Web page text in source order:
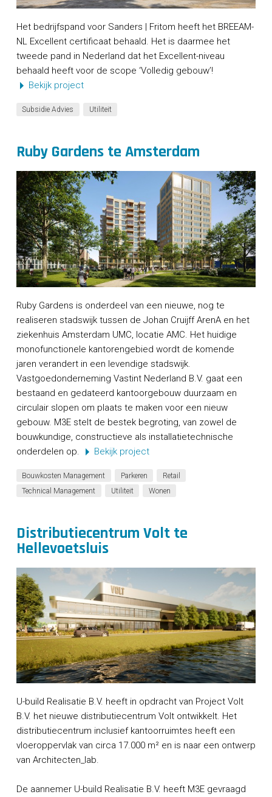
Het bedrijfspand voor Sanders | Fritom heeft het BREEAM-
NL Excellent certificaat behaald. Het is daarmee het
tweede pand in Nederland dat het Excellent-niveau
behaald heeft voor de scope ‘Volledig gebouw’!
Bekijk project
Subsidie Advies Utiliteit
Ruby Gardens te Amsterdam
Ruby Gardens is onderdeel van een nieuwe, nog te
realiseren stadswijk tussen de Johan Cruijff ArenA en het
ziekenhuis Amsterdam UMC, locatie AMC. Het huidige
monofunctionele kantorengebied wordt de komende
jaren verandert in een levendige stadswijk.
Vastgoedonderneming Vastint Nederland B.V. gaat een
bestaand en gedateerd kantoorgebouw duurzaam en
circulair slopen om plaats te maken voor een nieuw
gebouw. M3E stelt de bestek begroting, van zowel de
bouwkundige, constructieve als installatietechnische
onderdelen op.
Bekijk project
Bouwkosten Management Parkeren
Retail
Technical Management
Utiliteit Wonen
Distributiecentrum Volt te
Hellevoetsluis
U-build Realisatie B.V. heeft in opdracht van Project Volt
B.V. het nieuwe distributiecentrum Volt ontwikkelt. Het
distributiecentrum inclusief kantoorruimtes heeft een
vloeroppervlak van circa 17.000 m² en is naar een ontwerp
van Architecten_lab.
De aannemer U-build Realisatie B.V. heeft M3E gevraagd